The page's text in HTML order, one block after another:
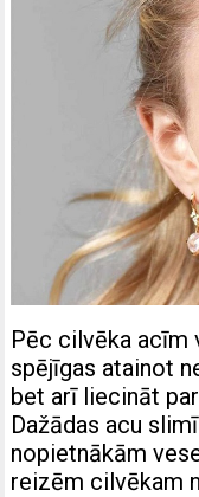
Pēc cilvēka acīm
spējīgas atainot
bet arī liecināt
Dažādas acu
nopietnākām
reizēm cilvēkam